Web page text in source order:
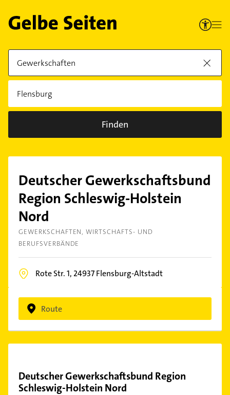
Finden
Deutscher Gewerkschaftsbund
Region Schleswig-Holstein
Nord
GEWERKSCHAFTEN
WIRTSCHAFTS- UND
BERUFSVERBÄNDE
Rote Str. 1, 24937Flensburg-Altstadt
Route
Deutscher Gewerkschaftsbund Region
Schleswig-Holstein Nord